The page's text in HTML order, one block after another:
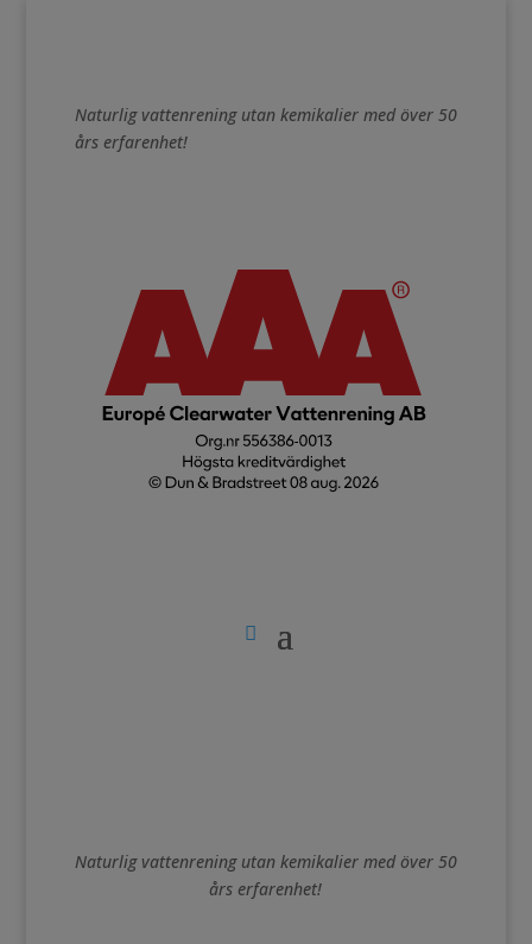
Naturlig vattenrening utan kemikalier med över 50
års erfarenhet!
Naturlig vattenrening utan kemikalier med över 50
års erfarenhet!